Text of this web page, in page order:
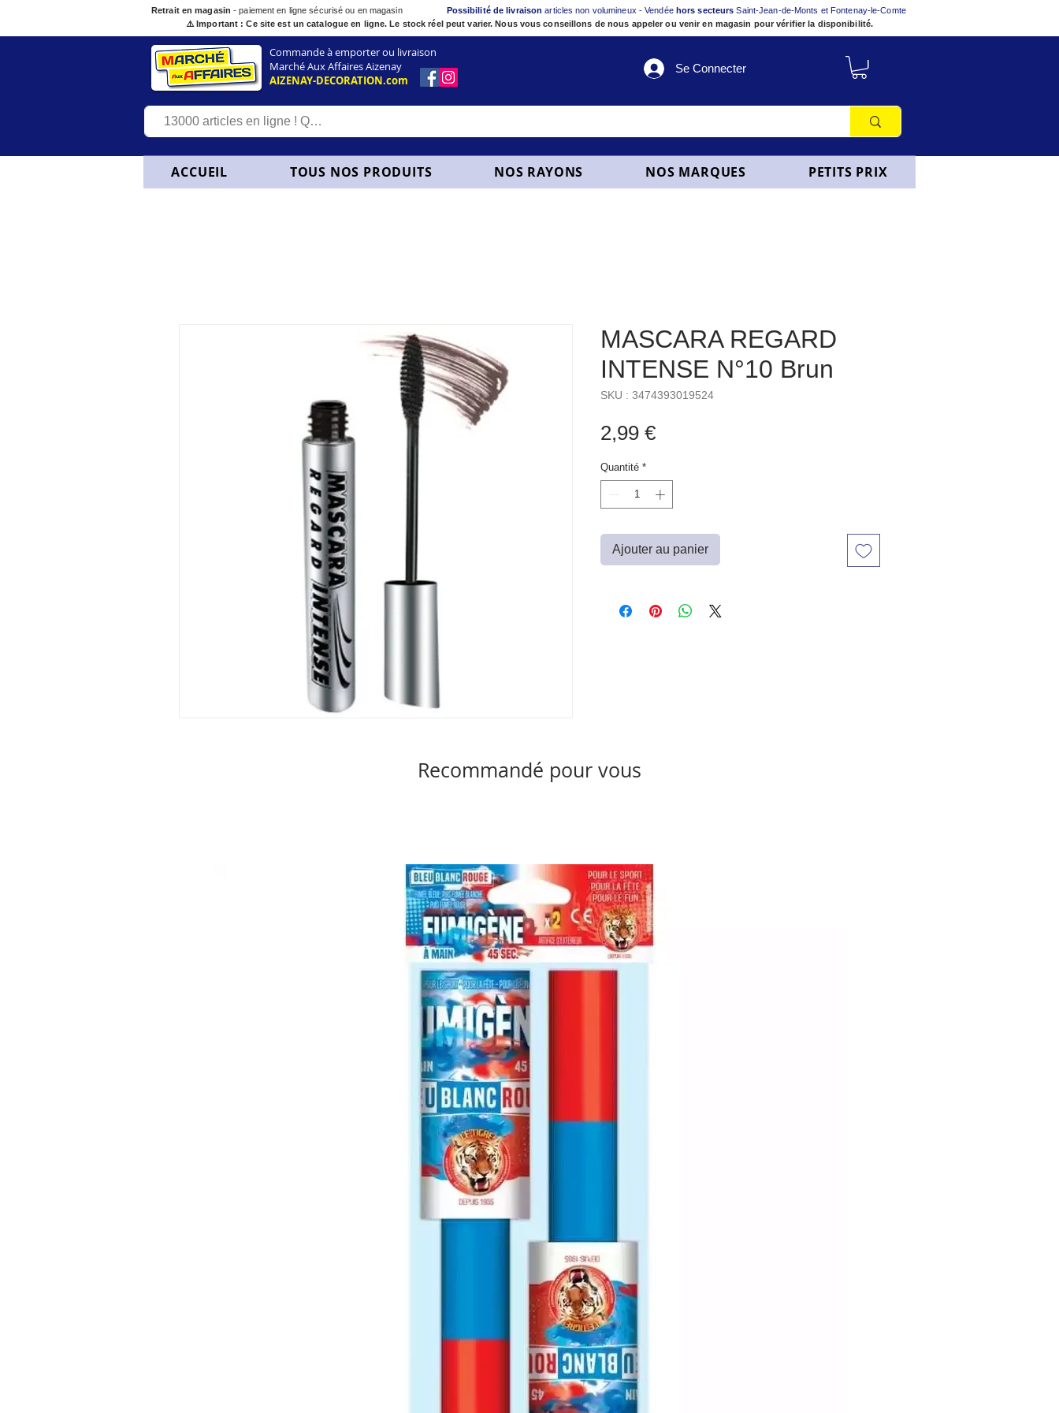
Retrait en magasin - paiement en ligne sécurisé ou en magasin Possibilité de livraisonarticles non volumineux - Vendée hors secteurs Saint-Jean-de-Monts et Fontenay-le-Comte
⚠️ Important : Ce site est un catalogue en ligne. Le stock réel peut varier. Nous vous conseillons de nous appeler ou venir en magasin pour vérifier la disponibilité.
Commande à emporter ou livraison
Marché Aux Affaires Aizenay
AIZENAY-DECORATION.com
Se Connecter
ACCUEIL TOUS NOS PRODUITS NOS RAYONS NOS MARQUES PETITS PRIX
MASCARA REGARD
INTENSE N°10 Brun
SKU : 3474393019524
2,99 €Prix
Quantité *
Ajouter au panier
Recommandé pour vous